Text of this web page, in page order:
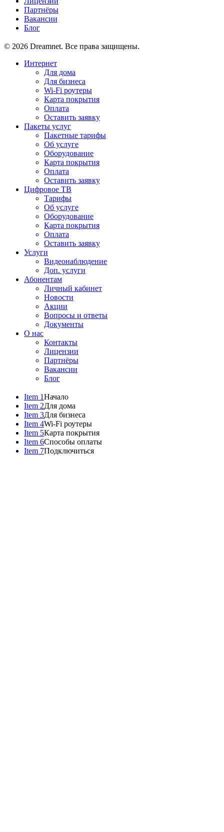
Партнёры
Вакансии
Блог
© 2026 Dreamnet. Все права защищены.
Интернет
Для дома
Для бизнеса
Wi-Fi роутеры
Карта покрытия
Оплата
Оставить заявку
Пакеты услуг
Пакетные тарифы
Об услуге
Оборудование
Карта покрытия
Оплата
Оставить заявку
Цифровое ТВ
Тарифы
Об услуге
Оборудование
Карта покрытия
Оплата
Оставить заявку
Услуги
Видеонаблюдение
Доп. услуги
Абонентам
Личный кабинет
Новости
Акции
Вопросы и ответы
Документы
О нас
Контакты
Лицензии
Партнёры
Вакансии
Блог
Item 1Начало
Item 2Для дома
Item 3Для бизнеса
Item 4Wi-Fi роутеры
Item 5Карта покрытия
Item 6Способы оплаты
Item 7Подключиться